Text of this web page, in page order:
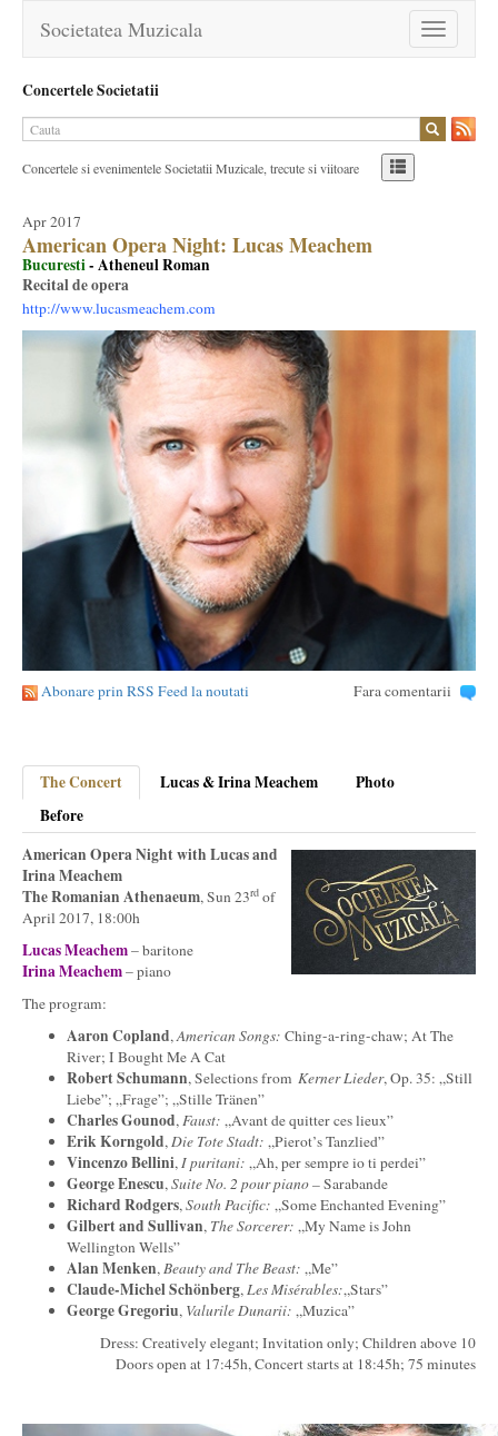
Toggle
navigation
Societatea Muzicala
Concertele Societatii
Concertele si evenimentele Societatii Muzicale, trecute si viitoare
Apr 2017
American Opera Night: Lucas Meachem
Bucuresti- Atheneul Roman
Recital de opera
http://www.lucasmeachem.com
Abonare prin RSS Feed la noutati Fara comentarii
The Concert Lucas & Irina Meachem
Photo
Before
American Opera Nightwith Lucas and
Irina Meachem
The Romanian Athenaeum, Sun 23rd of
April 2017, 18:00h
Lucas Meachem– baritone
Irina Meachem– piano
The program:
Aaron Copland,American Songs: Ching-a-ring-chaw; At The
River; I Bought Me A Cat
Robert Schumann, Selections from Kerner Lieder, Op. 35: „Still
Liebe”; „Frage”; „Stille Tränen”
Charles Gounod,Faust: „Avant de quitter ces lieux”
Erik Korngold,Die Tote Stadt: „Pierot’s Tanzlied”
Vincenzo Bellini,I puritani: „Ah, per sempre io ti perdei”
George Enescu,Suite No. 2 pour piano –Sarabande
Richard Rodgers,South Pacific: „Some Enchanted Evening”
Gilbert and Sullivan, The Sorcerer: „My Name is John
Wellington Wells”
Alan Menken,Beauty and The Beast: „Me”
Claude-Michel Schönberg,Les Misérables:„Stars”
George Gregoriu, Valurile Dunarii: „Muzica”
Dress: Creatively elegant; Invitation only; Children above 10
Doors open at 17:45h, Concert starts at 18:45h; 75 minutes